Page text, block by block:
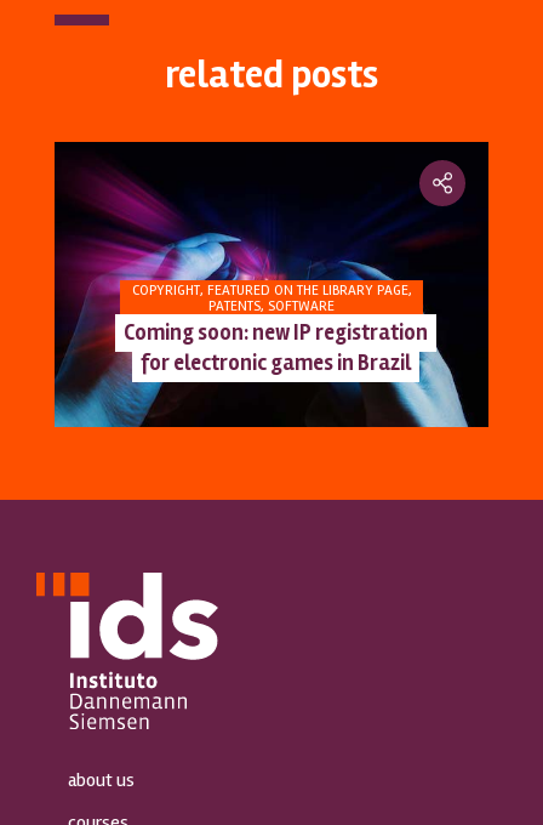
related posts
COPYRIGHT, FEATURED ON THE LIBRARY PAGE,
PATENTS, SOFTWARE
Coming soon: new IP registration
for electronic games in Brazil
about us